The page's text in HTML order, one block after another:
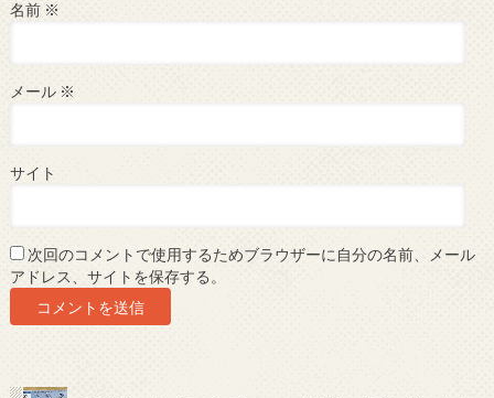
名前 ※
メール ※
サイト
次回のコメントで使用するためブラウザーに自分の名前、メール
アドレス、サイトを保存する。